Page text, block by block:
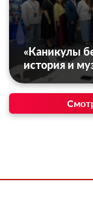
«Каникулы
история и